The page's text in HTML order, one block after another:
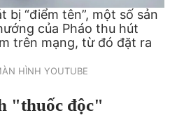
bị “điểm tên”, một số sản
của Pháo thu hút
trên mạng, từ đó đặt ra
HÌNH YOUTUBE
"thuốc độc"